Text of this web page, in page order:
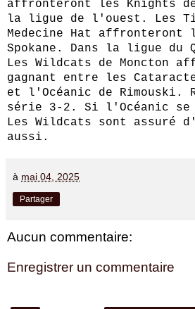
affronteront les Knights de
la ligue de l'ouest. Les
Medecine Hat affronteront
Spokane. Dans la ligue du
Les Wildcats de Moncton
gagnant entre les
et l'Océanic de Rimouski.
série 3-2. Si l'Océanic
Les Wildcats sont assuré
aussi.
à mai 04, 2025
Partager
Aucun commentaire:
Enregistrer un commentaire